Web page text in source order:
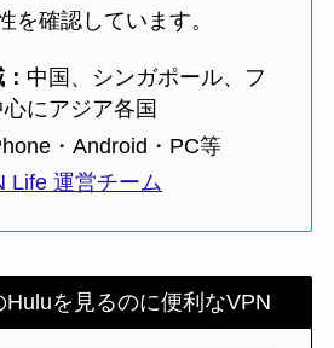
を確認しています。
中国、シンガポール、フ
にアジア各国
・Android・PC等
Life 運営チーム
を見るのに便利なVPN